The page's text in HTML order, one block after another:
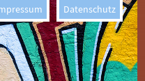
Datenschutz